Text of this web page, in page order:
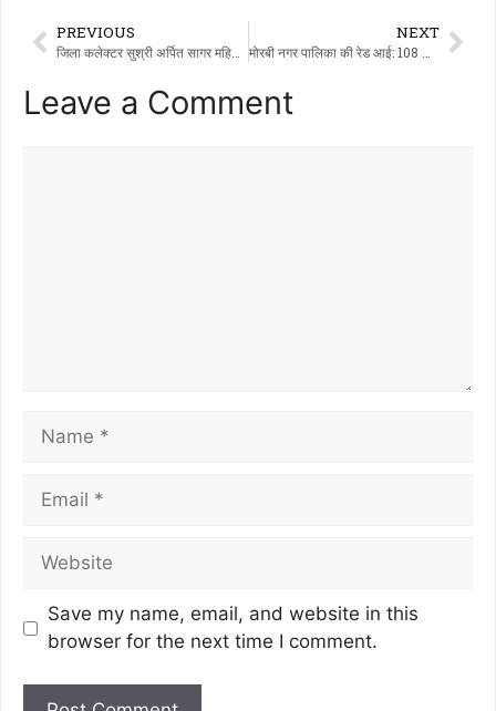
PREVIOUS
जिला कलेक्टर सुश्री अर्पित सागर महिसागर जिले में सर्वाइकल कैंसर के खिलाफ ‘डॉटर सेफ्टी शील्ड’ कैंपेन शुरू कर रही हैं….
NEXT
मोरबी नगर पालिका की रेड आई: 108 डिफॉल्टरों की प्रॉपर्टी सील, 1275 को वारंट जारी और नल कनेक्शन काटे!
Leave a Comment
Save my name, email, and website in this
browser for the next time I comment.